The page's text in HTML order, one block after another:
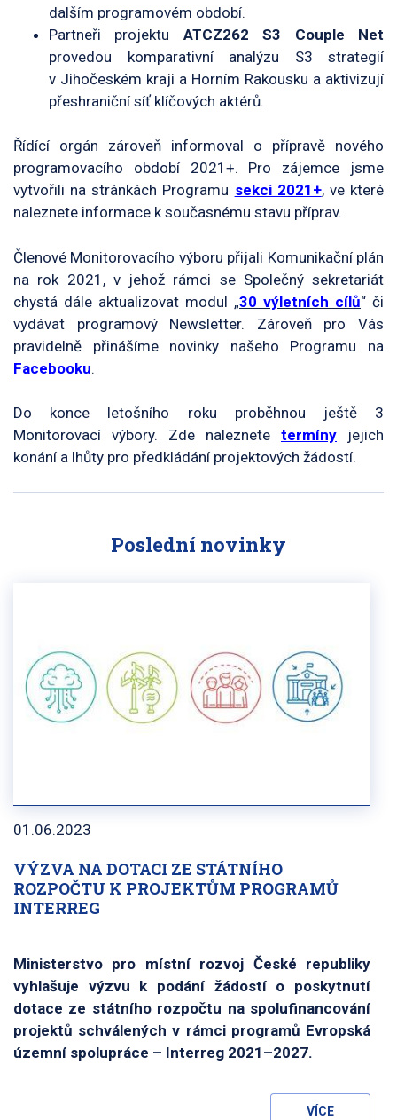
dalším programovém období.
Partneři projektu ATCZ262 S3 Couple Net
provedou komparativní analýzu S3 strategií
v Jihočeském kraji a Horním Rakousku a aktivizují
přeshraniční síť klíčových aktérů.
Řídící orgán zároveň informoval o přípravě nového
programovacího období 2021+. Pro zájemce jsme
vytvořili na stránkách Programu sekci 2021+, ve které
naleznete informace k současnému stavu příprav.
Členové Monitorovacího výboru přijali Komunikační plán
na rok 2021, v jehož rámci se Společný sekretariát
chystá dále aktualizovat modul „30 výletních cílů“ či
vydávat programový Newsletter. Zároveň pro Vás
pravidelně přinášíme novinky našeho Programu na
Facebooku.
Do konce letošního roku proběhnou ještě 3
Monitorovací výbory. Zde naleznete termíny jejich
konání a lhůty pro předkládání projektových žádostí.
Poslední novinky
VÝZVA NA DOTACI ZE STÁTNÍHO
ROZPOČTU K PROJEKTŮM PROGRAMŮ
INTERREG
01.06.2023
Ministerstvo pro místní rozvoj České republiky
vyhlašuje výzvu k podání žádostí o poskytnutí
dotace ze státního rozpočtu na spolufinancování
projektů schválených v rámci programů Evropská
územní spolupráce – Interreg 2021–2027.
VÍCE